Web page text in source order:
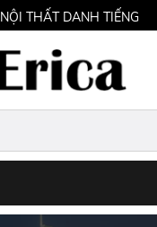
THẤT DANH TIẾNG